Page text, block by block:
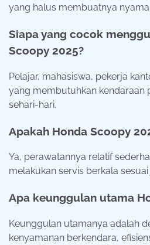
yang halus membuatnya
Siapa yang cocok
Scoopy 2025?
Pelajar, mahasiswa, pekerja
yang membutuhkan kendaraan
sehari-hari.
Apakah Honda Scoopy
Ya, perawatannya relatif
melakukan servis berkala
Apa keunggulan utama
Keunggulan utamanya adalah
kenyamanan berkendara,